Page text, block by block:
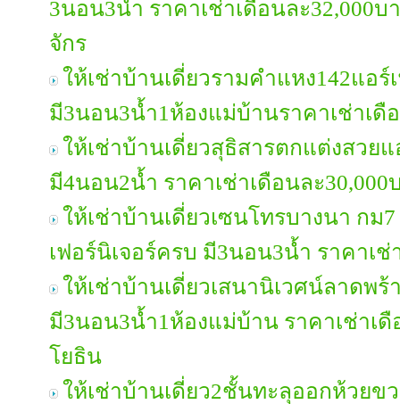
3นอน3น้ำ ราคาเช่าเดือนละ32,000บ
จักร
ให้เช่าบ้านเดี่ยวรามคำแหง142แอร์
มี3นอน3น้ำ1ห้องแม่บ้านราคาเช่าเดื
ให้เช่าบ้านเดี่ยวสุธิสารตกแต่งสวยแ
มี4นอน2น้ำ ราคาเช่าเดือนละ30,000
ให้เช่าบ้านเดี่ยวเซนโทรบางนา กม
เฟอร์นิเจอร์ครบ มี3นอน3น้ำ ราคาเช่
ให้เช่าบ้านเดี่ยวเสนานิเวศน์ลาดพร้
มี3นอน3น้ำ1ห้องแม่บ้าน ราคาเช่าเ
โยธิน
ให้เช่าบ้านเดี่ยว2ชั้นทะลุออกห้วยข